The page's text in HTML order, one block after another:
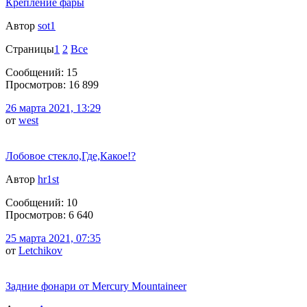
Автор sot1
Страницы1 2 Все
Сообщений: 15
Просмотров: 16 899
26 марта 2021, 13:29
от west
Лобовое стекло,Где,Какое!?
Автор hr1st
Сообщений: 10
Просмотров: 6 640
25 марта 2021, 07:35
от Letchikov
Задние фонари от Mercury Mountaineer